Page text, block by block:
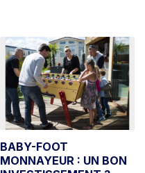
BABY-FOOT
MONNAYEUR : UN BON